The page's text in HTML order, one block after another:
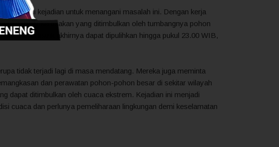
ke lokasi kejadian untuk menangani masalah ini. Dengan kerja
kerusakan yang ditimbulkan oleh tumbangnya pohon
aliran listrik akhirnya dapat dipulihkan hingga pukul 23.00 WIB,
tidak terjadi lagi di masa mendatang. Mereka juga meminta
dan perawatan pohon-pohon besar di sekitar wilayah
dapat ditimbulkan oleh cuaca ekstrem. Kejadian ini menjadi
cuaca dan perlunya pemeliharaan lingkungan demi keselamatan